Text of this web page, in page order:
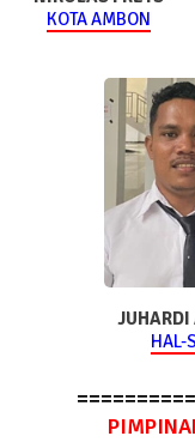
KOTA AMBON
JUHARDI
HAL-